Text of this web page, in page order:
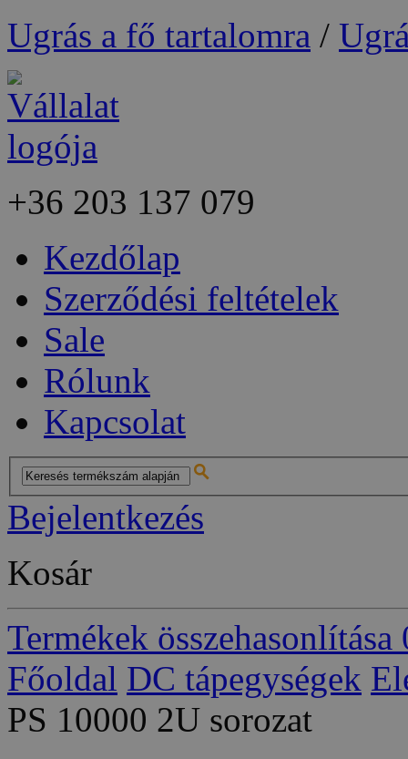
Ugrás a fő tartalomra /
+36 203 137 079
Kezdőlap
Szerződési feltételek
Sale
Rólunk
Kapcsolat
Bejelentkezés
Kosár
Termékek összehasonlítása
Főoldal DC tápegységek
PS 10000 2U sorozat